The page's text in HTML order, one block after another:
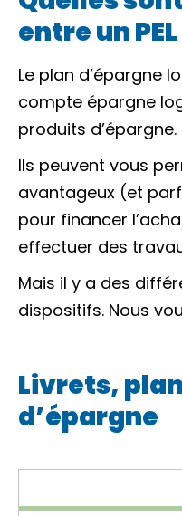
entre un PEL
Le plan d’épargne
compte épargne
produits d’épargne.
Ils peuvent vous
avantageux (et
pour financer
effectuer des
Mais il y a des
dispositifs. Nous
Livrets,
d’épargne